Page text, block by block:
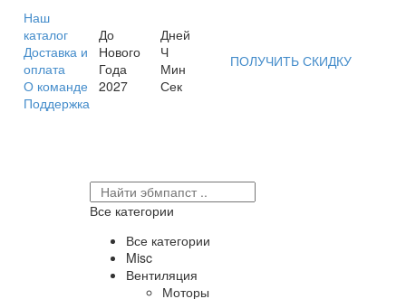
Наш
каталог
Доставка и
оплата
О команде
Поддержка
До
Нового
Года
2027
Дней
Ч
Мин
Сек
ПОЛУЧИТЬ СКИДКУ
Все категории
Все категории
Misc
Вентиляция
Моторы